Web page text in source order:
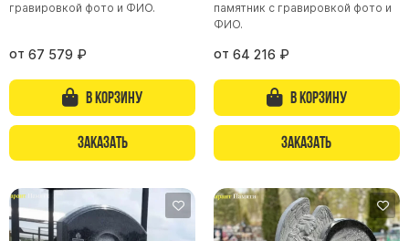
Детские памятники
Европейские памятники
Памятники "Клипарт"
Семейные памятники ( памятники на двоих )
Зеркальные памятники
Памятники из белого мрамора Коелга
гравировкой фото и ФИО.
от 67 579 ₽
В корзину
Заказать
памятник с гравировкой фото и
ФИО.
от 64 216 ₽
В корзину
Заказать